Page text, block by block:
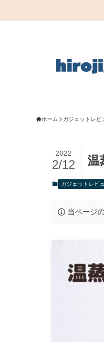
ホーム ガジェットレビ
温
2022
2/12
ガジェットレビ
当ページ